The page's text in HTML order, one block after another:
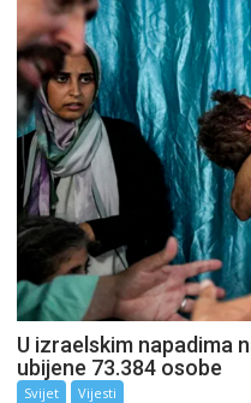
U izraelskim napadima
ubijene 73.384 osobe
Svijet Vijesti